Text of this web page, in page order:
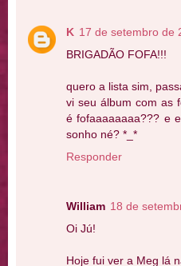
K 17 de setembro de
BRIGADÃO FOFA!!!
quero a lista sim,
vi seu álbum com as
é fofaaaaaaaa??? e
sonho né? *_*
Responder
William 18 de
Oi Jú!
Hoje fui ver a Meg lá